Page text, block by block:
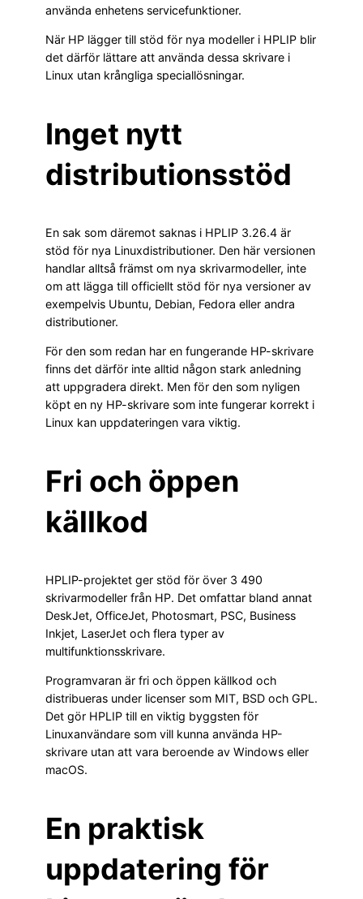
använda enhetens servicefunktioner.
När HP lägger till stöd för nya modeller i HPLIP blir
det därför lättare att använda dessa skrivare i
Linux utan krångliga speciallösningar.
Inget nytt
distributionsstöd
En sak som däremot saknas i HPLIP 3.26.4 är
stöd för nya Linuxdistributioner. Den här versionen
handlar alltså främst om nya skrivarmodeller, inte
om att lägga till officiellt stöd för nya versioner av
exempelvis Ubuntu, Debian, Fedora eller andra
distributioner.
För den som redan har en fungerande HP-skrivare
finns det därför inte alltid någon stark anledning
att uppgradera direkt. Men för den som nyligen
köpt en ny HP-skrivare som inte fungerar korrekt i
Linux kan uppdateringen vara viktig.
Fri och öppen
källkod
HPLIP-projektet ger stöd för över 3 490
skrivarmodeller från HP. Det omfattar bland annat
DeskJet, OfficeJet, Photosmart, PSC, Business
Inkjet, LaserJet och flera typer av
multifunktionsskrivare.
Programvaran är fri och öppen källkod och
distribueras under licenser som MIT, BSD och GPL.
Det gör HPLIP till en viktig byggsten för
Linuxanvändare som vill kunna använda HP-
skrivare utan att vara beroende av Windows eller
macOS.
En praktisk
uppdatering för